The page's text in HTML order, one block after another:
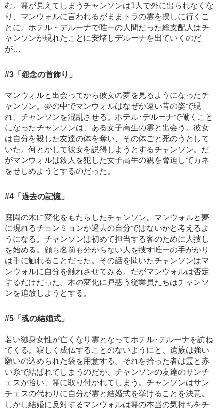
む。霊が見えてしまうチャンソンは1人で外に出られなくな
り、マンウォルに言われるがままトラの霊を捜しに行くこ
とに。ホテル・デルーナで唯一の人間だった総支配人はチ
ャンソンが現れたことに安堵しデルーナを出ていくのだ
が…
#3 「怨念の首飾り」
マンウォルと出会ってから彼女の夢を見るようになったチ
ャンソン。夢の中でマンウォルはなぜか遠い昔の姿で現
れ、チャンソンを混乱させる。ホテル･デルーナで働くこと
になったチャンソンは、ある女子高生の霊と出会う。彼女
は自分を殺した友達の体を奪い、その体ごと死のうとして
いた。何とかして彼女を説得しようとするチャンソン。だ
がマンウォルは殺人を犯した女子高生の親を脅迫してカネ
をせしめようとするのだった。
#4 「過去の記憶」
庭園の木に変化をもたらしたチャンソン。マンウォルと夢
に現れるチョンミョンが過去の自分ではないかと考えるよ
うになる。チャンソンは初めて担当する客のために人捜し
を始める。顔も名前も分からない人を捜す唯一の手がかり
は手に触れることだった。その話を聞いたチャンソンはマ
ンウォルに自分を触れさせてみる。だがマンウォルは否定
するだけだった。木の変化に戸惑う従業員たちはチャンソ
ンを追放しようとする。
#5 「魂の結婚式」
若い独身女性が亡くなり霊となってホテル･デルーナを訪ね
てくる。寂しく成仏することのないようにと、遺族は強い
願いの込められた袋を用意する。それを拾った者は霊と赤
い糸で結ばれてしまうのだが、チャンソンの友達のサンチ
ェスが拾い、霊に取り付かれてしまう。チャンソンはサン
チェスの代わりに自分が霊と結婚式を挙げることを決意。
しかし結婚に反対するマンウォルは霊の本当の気持ちをチ